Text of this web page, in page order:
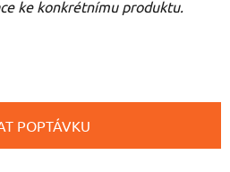
ke konkrétnímu produktu.
POPTÁVKU